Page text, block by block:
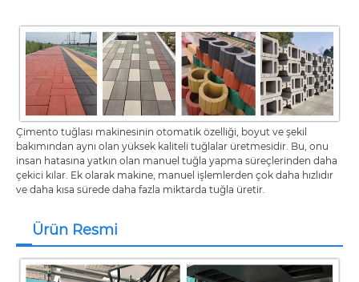
Çimento tuğlası makinesinin otomatik özelliği, boyut ve şekil
bakımından aynı olan yüksek kaliteli tuğlalar üretmesidir. Bu, onu
insan hatasına yatkın olan manuel tuğla yapma süreçlerinden daha
çekici kılar. Ek olarak makine, manuel işlemlerden çok daha hızlıdır
ve daha kısa sürede daha fazla miktarda tuğla üretir.
Ürün Resmi